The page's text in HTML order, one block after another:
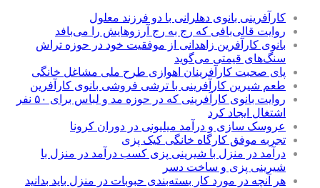
کارآفرینی بانوی دهلرانی با دو فرزند معلول
روایت قالی‌بافی که رج به رج آرزوهایش را می‌بافد
بانوی کارآفرین زاهدانی از موفقیت خود در حوزه تراش
سنگ‌های قیمتی می‌گوید
پای صحبت کارآفرینان اهوازی طرح ملی مشاغل خانگی
طعم شیرین کارآفرینی با ترشی فروشی بانوی کارآفرین
روایت بانوی کارآفرینی که در حوزه مد و لباس برای ۵۰ نفر
اشتغال ایجاد کرد
عروسک سازی و درآمد میلیونی در دوران کرونا
تجربه موفق کارگاه خانگی کیک پزی
درآمد در منزل با شیرینی پزی کسب درآمد در منزل با
شیرینی پزی و ساخت دسر
هر آنچه در مورد کار بسته‌بندی حبوبات در منزل باید بدانید